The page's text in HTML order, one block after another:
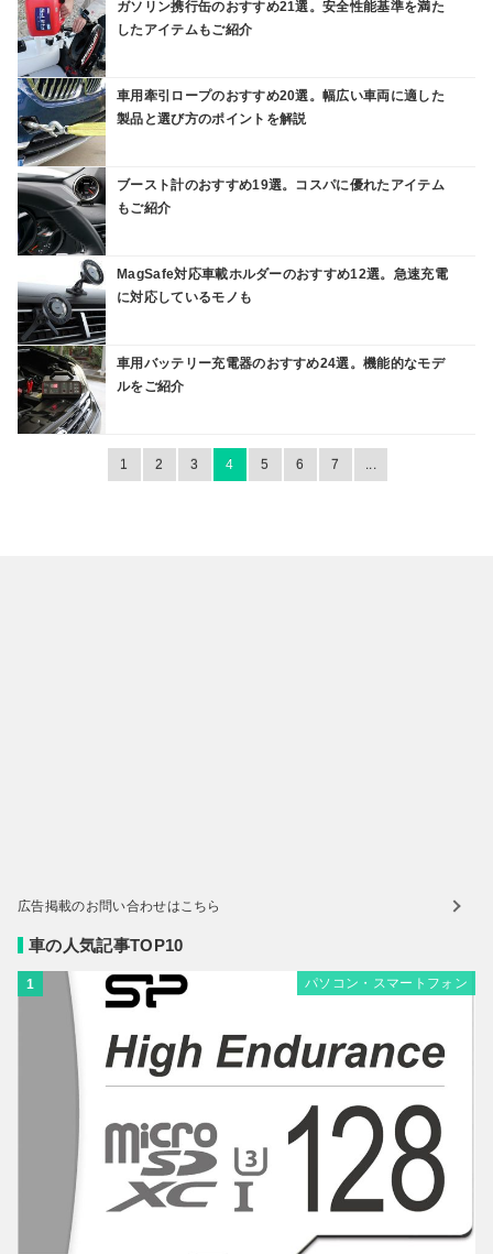
ガソリン携行缶のおすすめ21選。安全性能基準を満た
したアイテムもご紹介
車用牽引ロープのおすすめ20選。幅広い車両に適した
製品と選び方のポイントを解説
ブースト計のおすすめ19選。コスパに優れたアイテム
もご紹介
MagSafe対応車載ホルダーのおすすめ12選。急速充電
に対応しているモノも
車用バッテリー充電器のおすすめ24選。機能的なモデ
ルをご紹介
1 2 3 4 5 6 7 ...
広告掲載のお問い合わせはこちら
車の人気記事TOP10
1 パソコン・スマートフォン